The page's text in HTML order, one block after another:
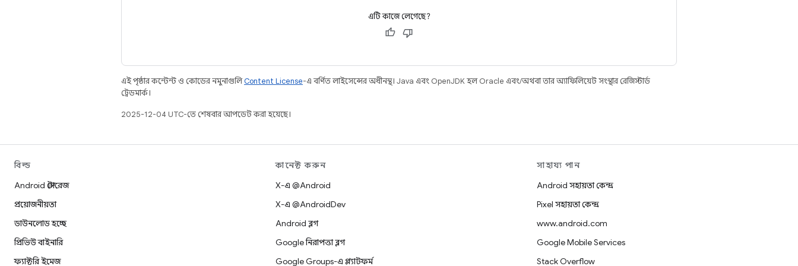
এটি কাজে লেগেছে?
এই পৃষ্ঠার কন্টেন্ট ও কোডের নমুনাগুলিContent License-এ বর্ণিত লাইসেন্সের অধীনস্থ। Java এবং OpenJDK হল Oracle এবং/অথবা তার অ্যাফিলিয়েট সংস্থার রেজিস্টার্ড
ট্রেডমার্ক।
2025-12-04 UTC-তে শেষবার আপডেট করা হয়েছে।
বিল্ড
Android স্টোরেজ
প্রয়োজনীয়তা
ডাউনলোড হচ্ছে
প্রিভিউ বাইনারি
ফ্যাক্টরি ইমেজ
কানেক্ট করুন
X-এ @Android
X-এ @AndroidDev
Android ব্লগ
Google নিরাপত্তা ব্লগ
Google Groups-এ প্ল্যাটফর্ম
সাহায্য পান
Android সহায়তা কেন্দ্র
Pixel সহায়তা কেন্দ্র
www.android.com
Google Mobile Services
Stack Overflow